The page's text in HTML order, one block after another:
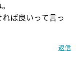
ば良いって言っ
返信